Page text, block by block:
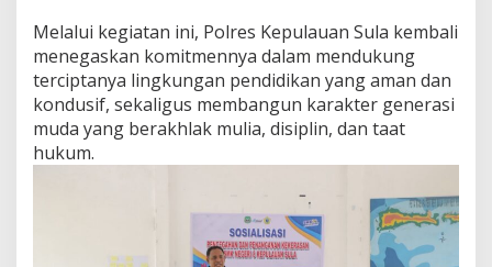
Melalui kegiatan ini, Polres Kepulauan Sula kembali
menegaskan komitmennya dalam mendukung
terciptanya lingkungan pendidikan yang aman dan
kondusif, sekaligus membangun karakter generasi
muda yang berakhlak mulia, disiplin, dan taat
hukum.